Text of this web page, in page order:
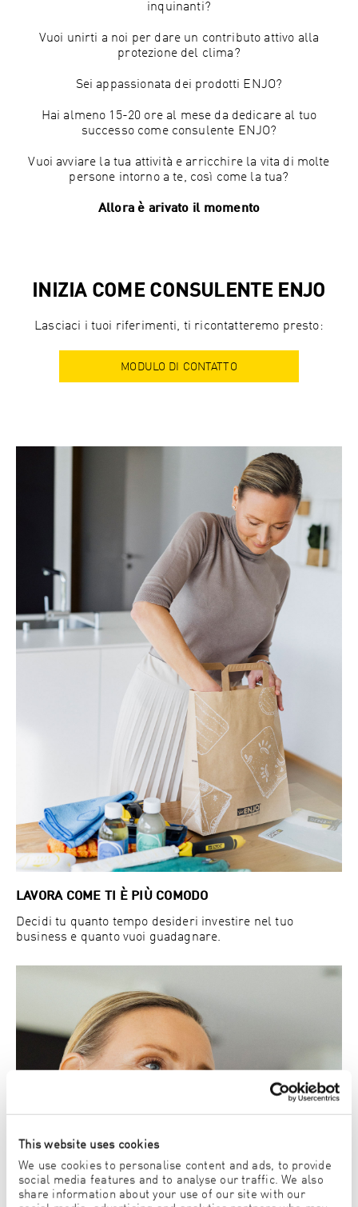
This website uses cookies
We use cookies to personalise content and ads, to provide
social media features and to analyse our traffic. We also
share information about your use of our site with our
inquinanti?
Vuoi unirti a noi per dare un contributo attivo alla
protezione del clima?
Sei appassionata dei prodotti ENJO?
Hai almeno 15-20 ore al mese da dedicare al tuo
successo come consulente ENJO?
Vuoi avviare la tua attività e arricchire la vita di molte
persone intorno a te, così come la tua?
Allora è arivato il momento
INIZIA COME CONSULENTE ENJO
Lasciaci i tuoi riferimenti, ti ricontatteremo presto:
MODULO DI CONTATTO
LAVORA COME TI È PIÙ COMODO
Decidi tu quanto tempo desideri investire nel tuo
business e quanto vuoi guadagnare.